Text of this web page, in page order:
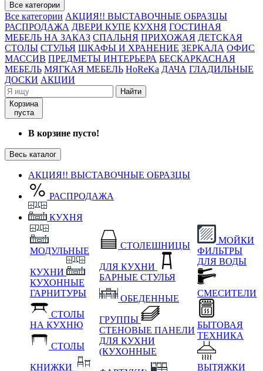
Все категории
Все категории АКЦИЯ!! ВЫСТАВОЧНЫЕ ОБРАЗЦЫ
РАСПРОДАЖА ДВЕРИ КУПЕ КУХНЯ ГОСТИНАЯ
МЕБЕЛЬ НА ЗАКАЗ СПАЛЬНЯ ПРИХОЖАЯ ДЕТСКАЯ
СТОЛЫ СТУЛЬЯ ШКАФЫ И ХРАНЕНИЕ ЗЕРКАЛА ОФИС
МАССИВ ПРЕДМЕТЫ ИНТЕРЬЕРА БЕСКАРКАСНАЯ
МЕБЕЛЬ МЯГКАЯ МЕБЕЛЬ HoReKa ДАЧА ГЛАДИЛЬНЫЕ
ДОСКИ АКЦИИ
Найти
Корзина
пуста
В корзине пусто!
Весь каталог
АКЦИЯ!! ВЫСТАВОЧНЫЕ ОБРАЗЦЫ
РАСПРОДАЖА
КУХНЯ
МОДУЛЬНЫЕ
КУХНИ
КУХОННЫЕ
ГАРНИТУРЫ
СТОЛЫ
НА КУХНЮ
СТОЛЫ
КНИЖКИ
СТОЛЕШНИЦЫ
ДЛЯ КУХНИ
БАРНЫЕ СТУЛЬЯ
ОБЕДЕННЫЕ
ГРУППЫ
СТЕНОВЫЕ ПАНЕЛИ
ДЛЯ КУХНИ
(КУХОННЫЕ
МОЙКИ
ФИЛЬТРЫ
ДЛЯ ВОДЫ
СМЕСИТЕЛИ
БЫТОВАЯ
ТЕХНИКА
ВЫТЯЖКИ